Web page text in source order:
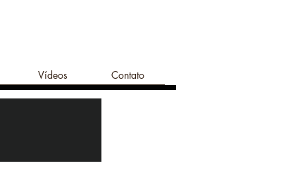
Vídeos Contato